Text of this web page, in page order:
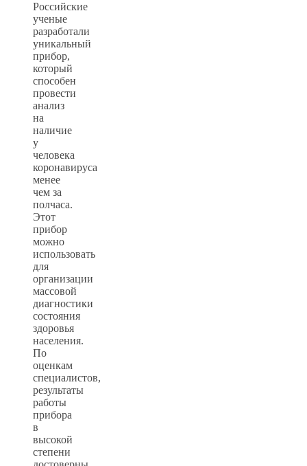
Российские
ученые
разработали
уникальный
прибор,
который
способен
провести
анализ
на
наличие
у
человека
коронавируса
менее
чем за
полчаса.
Этот
прибор
можно
использовать
для
организации
массовой
диагностики
состояния
здоровья
населения.
По
оценкам
специалистов,
результаты
работы
прибора
в
высокой
степени